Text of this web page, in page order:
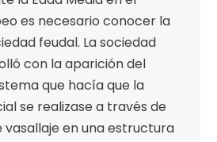
es necesario conocer la
feudal. La sociedad
con la aparición del
que hacía que la
se realizase a través de
vasallaje en una estructura